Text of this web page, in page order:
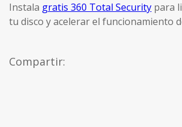
Instala gratis 360 Total Security para
tu disco y acelerar el funcionamiento
Compartir: